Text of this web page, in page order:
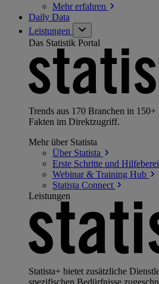
Mehrerfahren
Daily Data
Leistungen
Das Statistik Portal
Trends aus 170 Branchen in
Fakten im Direktzugriff.
Mehr über Statista
Über Statista
Erste Schritte und
Webinar & Training Hub
Statista Connect
Leistungen
Statista+ bietet zusätzliche
spezifischen Bedürfnisse